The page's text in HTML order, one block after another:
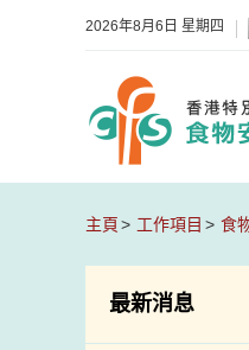
2026年8月6日 星期四
主頁 工作項目 食
最新消息